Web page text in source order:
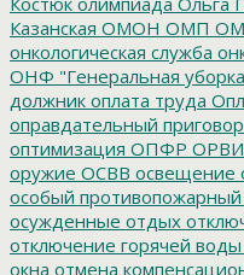
Казанская ОМОН ОМП
онкологическая служба
ОНФ "Генеральная
должник оплата труда
оправдательный приговор
оптимизация ОПФР ОРВИ
оружие ОСВВ освещение
особый
осужденные отдых
отключение горячей воды
окна отмена